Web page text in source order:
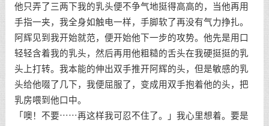
他只弄了三两下我的乳头便不争气地挺得高高的，当他再用
手指一夹，我全身如触电一样，手脚软了再没有气力挣扎。
阿辉见到我开始就范，便开始他下一步的攻势。他先是用口
轻轻含着我的乳头，然后再用他粗糙的舌头在我硬挺挺的乳
头上打转。我本能的伸出双手推开阿辉的头，但是敏感的乳
头给他啜了几下，我便屈服了，变成用双手抱着他的头，把
乳房喂到他口中。
「噢！不要⋯⋯再这样我可忍不住了。」我心里想着。要是